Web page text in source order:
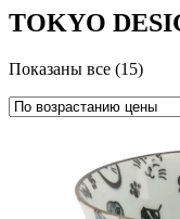
TOKYO
Показаны все (15)